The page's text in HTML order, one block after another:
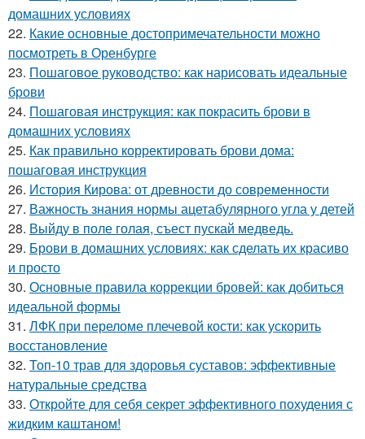
домашних условиях
22. Какие основные достопримечательности можно
посмотреть в Оренбурге
23. Пошаговое руководство: как нарисовать идеальные
брови
24. Пошаговая инструкция: как покрасить брови в
домашних условиях
25. Как правильно корректировать брови дома:
пошаговая инструкция
26. История Кирова: от древности до современности
27. Важность знания нормы ацетабулярного угла у детей
28. Выйду в поле голая, съест пускай медведь.
29. Брови в домашних условиях: как сделать их красиво
и просто
30. Основные правила коррекции бровей: как добиться
идеальной формы
31. ЛФК при переломе плечевой кости: как ускорить
восстановление
32. Топ-10 трав для здоровья суставов: эффективные
натуральные средства
33. Откройте для себя секрет эффективного похудения с
жидким каштаном!